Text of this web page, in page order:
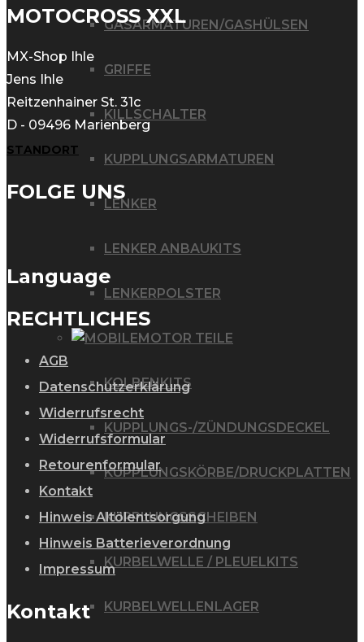
GASARMATUREN/GASHÜLSEN
GRIFFE
KILLSCHALTER
KUPPLUNGSARMATUREN
LENKER
LENKER ANBAUKITS
LENKERPOLSTER
MOTOR TEILE
KOLBENKITS
KUPPLUNGS-/ZÜNDUNGSDECKEL
KUPPLUNGSKÖRBE/DRUCKPLATTEN
KUPPLUNGSSCHEIBEN
KURBELWELLE / PLEUELKITS
KURBELWELLENLAGER
MOTOCROSS XXL
MX-Shop Ihle
Jens Ihle
Reitzenhainer St. 31c
D - 09496 Marienberg
STANDORT
FOLGE UNS
Language
RECHTLICHES
AGB
Datenschutzerklärung
Widerrufsrecht
Widerrufsformular
Retourenformular
Kontakt
Hinweis Altölentsorgung
Hinweis Batterieverordnung
Impressum
Kontakt